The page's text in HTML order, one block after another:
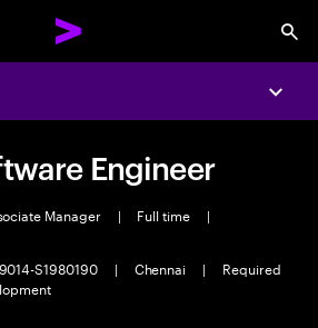
Engineer
Manager | Full time
|
S1980190
| Chennai |
Required